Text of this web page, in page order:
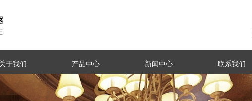
于我们 产品中心 新闻中心 联系我们